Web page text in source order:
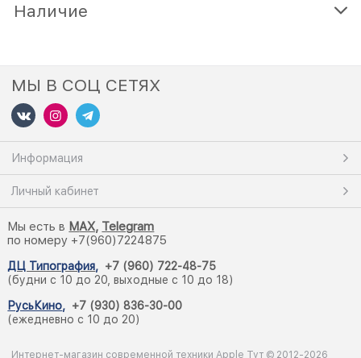
Наличие
МЫ В СОЦ СЕТЯХ
Информация
Личный кабинет
Мы есть в MAX, Telegram
по номеру +7(960)7224875
ДЦ Типография, +7 (960) 722-48-75
(будни с 10 до 20, выходные с 10 до 18)
РусьКино, +7 (930) 836-30-00
(ежедневно с 10 до 20)
Интернет-магазин современной техники Apple Тут © 2012-2026